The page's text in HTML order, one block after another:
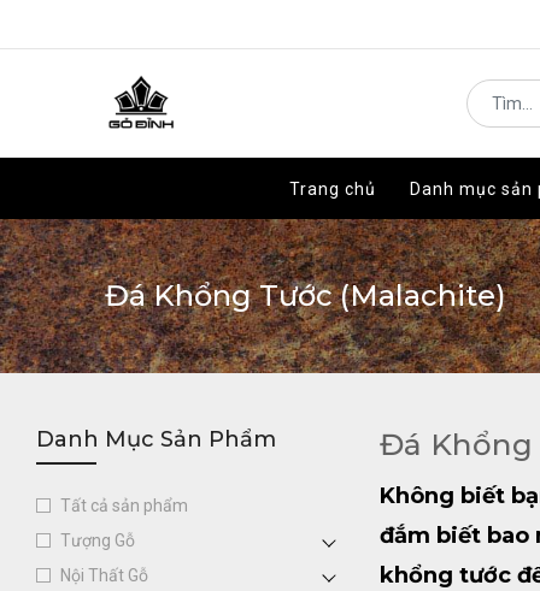
Trang chủ Danh mục sản
Trang chủ Danh mục sản
Đá Khổng Tước (Malachite)
Danh Mục Sản Phẩm
Tất cả sản phẩm
Tượng Gỗ
Nội Thất Gỗ
Đá Khổng
Không biết
đắm biết bao
khổng tước